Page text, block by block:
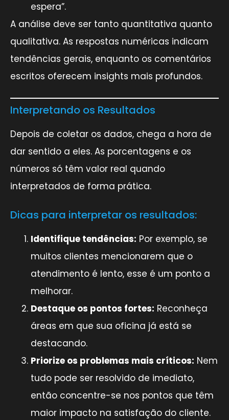
espera”.
A análise deve ser tanto quantitativa quanto
qualitativa. As respostas numéricas indicam
tendências gerais, enquanto os comentários
escritos oferecem insights mais profundos.
Interpretando os Resultados
Depois de coletar os dados, chega a hora de
dar sentido a eles. As porcentagens e os
números só têm valor real quando
interpretados de forma prática.
Dicas para interpretar os resultados:
Identifique tendências: Por exemplo, se
muitos clientes mencionarem que o
atendimento é lento, esse é um ponto a
melhorar.
Destaque os pontos fortes: Reconheça
áreas em que sua oficina já está se
destacando.
Priorize os problemas mais críticos: Nem
tudo pode ser resolvido de imediato,
então concentre-se nos pontos que têm
maior impacto na satisfação do cliente.